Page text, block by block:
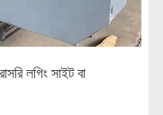
লগিং সাইট বা